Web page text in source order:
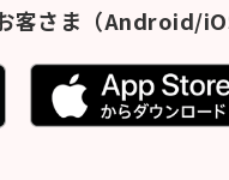
客さま （Android/